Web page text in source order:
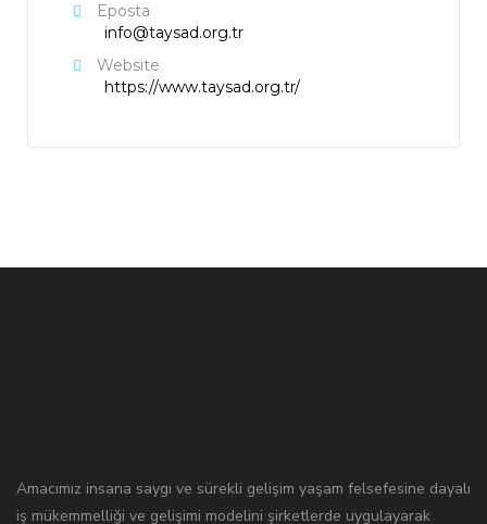
Eposta
info@taysad.org.tr
Website
https://www.taysad.org.tr/
Amacımız insana saygı ve sürekli gelişim yaşam felsefesine dayalı
iş mükemmelliği ve gelişimi modelini şirketlerde uygulayarak